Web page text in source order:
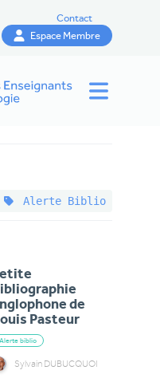
Contact
Espace Membre
Alerte Biblio
de
Pasteur
Alerte biblio
Sylvain DUBUCQUOI